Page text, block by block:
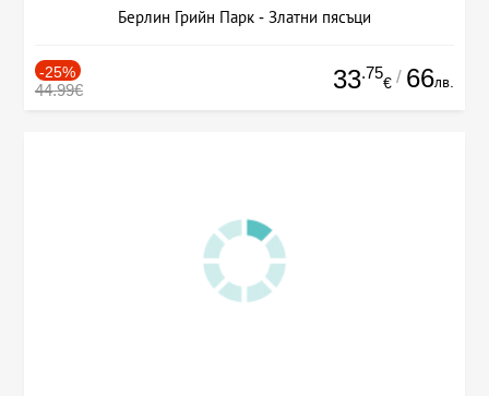
Берлин Грийн Парк - Златни пясъци
-25%
44.99€ 33.75
€ / 66лв.